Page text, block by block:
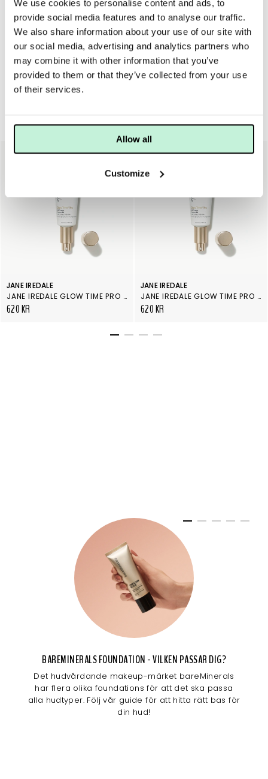
We use cookies to personalise content and ads, to
provide social media features and to analyse our traffic.
We also share information about your use of our site with
our social media, advertising and analytics partners who
may combine it with other information that you’ve
provided to them or that they’ve collected from your use
of their services.
Allow all
Customize
Tryck ut ett pumptryck av Glow Time på det verktyg du
önskar applicera med. Fördela sedan foundation genom att
svepa över hela ansiktet med lätta strykningar utåt/nedåt.
Använd med fördel Blending/Contouring Brush eller Flocked
Sponge för jämnt resultat.
BB, CC & DD
JANE IREDALE
JANE IREDALE GLOW TIME PRO BB CREAM GT13
620 KR
JANE IREDALE
JANE IREDALE GLOW TIME PRO BB CREAM GT2
620 KR
BAREMINERALS FOUNDATION - VILKEN PASSAR DIG?
Det hudvårdande makeup-märket bareMinerals
har flera olika foundations för att det ska passa
alla hudtyper. Följ vår guide för att hitta rätt bas för
din hud!